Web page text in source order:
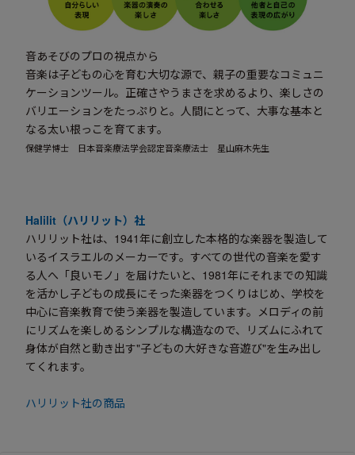
音あそびのプロの視点から
音楽は子どもの心を育む大切な源で、親子の重要なコミュニ
ケーションツール。正確さやうまさを求めるより、楽しさの
バリエーションをたっぷりと。人間にとって、大事な基本と
なる太い根っこを育てます。
保健学博士 日本音楽療法学会認定音楽療法士 星山麻木先生
Halilit（ハリリット）社
ハリリット社は、1941年に創立した本格的な楽器を製造して
いるイスラエルのメーカーです。すべての世代の音楽を愛す
る人へ「良いモノ」を届けたいと、1981年にそれまでの知識
を活かし子どもの成長にそった楽器をつくりはじめ、学校を
中心に音楽教育で使う楽器を製造しています。メロディの前
にリズムを楽しめるシンプルな構造なので、リズムにふれて
身体が自然と動き出す"子どもの大好きな音遊び"を生み出し
てくれます。
ハリリット社の商品